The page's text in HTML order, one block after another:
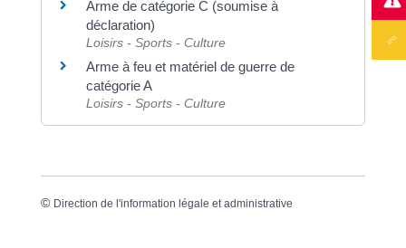
Arme de catégorie C (soumise à
déclaration)
Loisirs - Sports - Culture
Arme à feu et matériel de guerre de
catégorie A
Loisirs - Sports - Culture
© Direction de l'information légale et administrative